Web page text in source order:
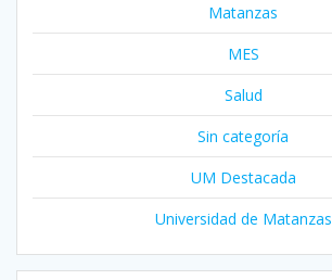
Matanzas
MES
Salud
Sin categoría
UM Destacada
Universidad de Matanzas